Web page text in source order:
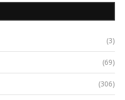
(3)
(69)
(306)